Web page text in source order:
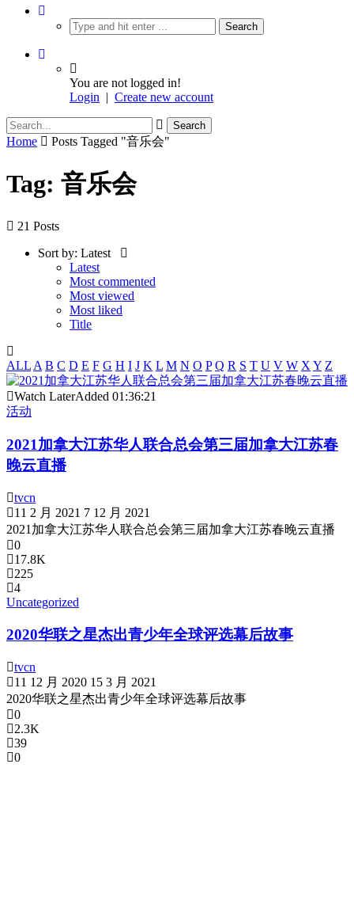
You are not logged in!
Login | Create new account
Home Posts Tagged "音乐会"
Tag: 音乐会
21 Posts
Sort by: Latest
Latest
Most commented
Most viewed
Most liked
Title
ALL A B C D E F G H I J K L M N O P Q R S T U V W X Y Z
Watch LaterAdded 01:36:21
活动
2021加拿大江苏华人联合总会第三届加拿大江苏春
晚云直播
tvcn
11 2 月 2021 7 12 月 2021
2021加拿大江苏华人联合总会第三届加拿大江苏春晚云直播
0
17.8K
225
4
Uncategorized
2020华联之星杰出青少年全球评选幕后故事
tvcn
11 12 月 2020 15 3 月 2021
2020华联之星杰出青少年全球评选幕后故事
0
2.3K
39
0